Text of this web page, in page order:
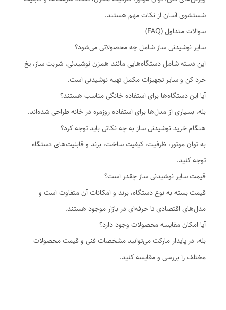
شستشوی آسان از نکات مهم هستند.
سوالات متداول (FAQ)
سایر نوشیدنی ساز شامل چه محصولاتی می‌شود؟
این دسته شامل دستگاه‌هایی مانند همزن نوشیدنی، شربت ساز، یخ
خرد کن و سایر تجهیزات مکمل تهیه نوشیدنی است.
آیا این دستگاه‌ها برای استفاده خانگی مناسب هستند؟
بله، بسیاری از مدل‌ها برای استفاده روزمره در خانه طراحی شده‌اند.
هنگام خرید نوشیدنی ساز به چه نکاتی باید توجه کرد؟
به توان موتور، ظرفیت، کیفیت ساخت، برند و قابلیت‌های دستگاه
توجه کنید.
قیمت سایر نوشیدنی ساز چقدر است؟
قیمت بسته به نوع دستگاه، برند و امکانات آن متفاوت است و
مدل‌های اقتصادی تا حرفه‌ای در بازار موجود هستند.
آیا امکان مقایسه محصولات وجود دارد؟
بله، در پایدار مارکت می‌توانید مشخصات فنی و قیمت محصولات
مختلف را بررسی و مقایسه کنید.